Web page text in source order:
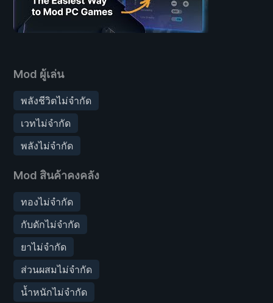
Mod ผู้เล่น
พลังชีวิตไม่จำกัด
เวทไม่จำกัด
พลังไม่จำกัด
Mod สินค้าคงคลัง
ทองไม่จำกัด
กับดักไม่จำกัด
ยาไม่จำกัด
ส่วนผสมไม่จำกัด
น้ำหนักไม่จำกัด